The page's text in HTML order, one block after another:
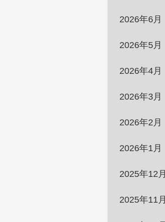
2026年6月
2026年5月
2026年4月
2026年3月
2026年2月
2026年1月
2025年12月
2025年11月